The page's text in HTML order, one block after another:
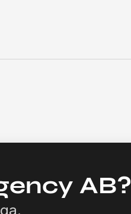
AB?